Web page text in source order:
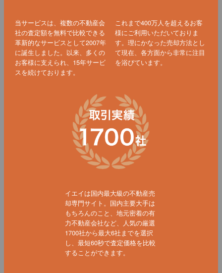
当サービスは、複数の不動産会
社の査定額を無料で比較できる
革新的なサービスとして2007年
に誕生しました。以来、多くの
お客様に支えられ、15年サービ
スを続けております。
これまで400万人を超えるお客
様にご利用いただいておりま
す。理にかなった売却方法とし
て現在、各方面から非常に注目
を浴びています。
イエイは国内最大級の不動産売
却専門サイト。国内主要大手は
もちろんのこと、地元密着の有
力不動産会社など、人気の厳選
1700社から最大6社までを選択
し、最短60秒で査定価格を比較
することができます。